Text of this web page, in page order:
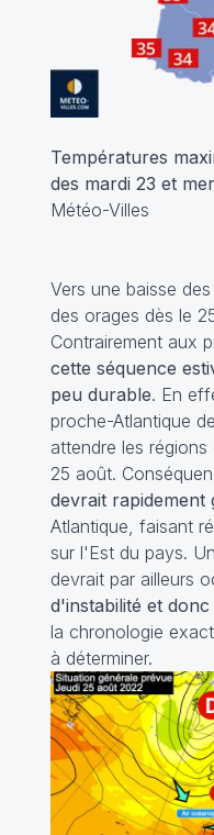
Températures
des mardi 23 et
Météo-Villes
Vers une baisse
des orages dès le
Contrairement aux
cette séquence
peu durable. En
proche-Atlantique
attendre les
25 août.
devrait rapidement
Atlantique, faisant
sur l'Est du pays.
devrait par ailleurs
d'instabilité et
la chronologie
à déterminer.